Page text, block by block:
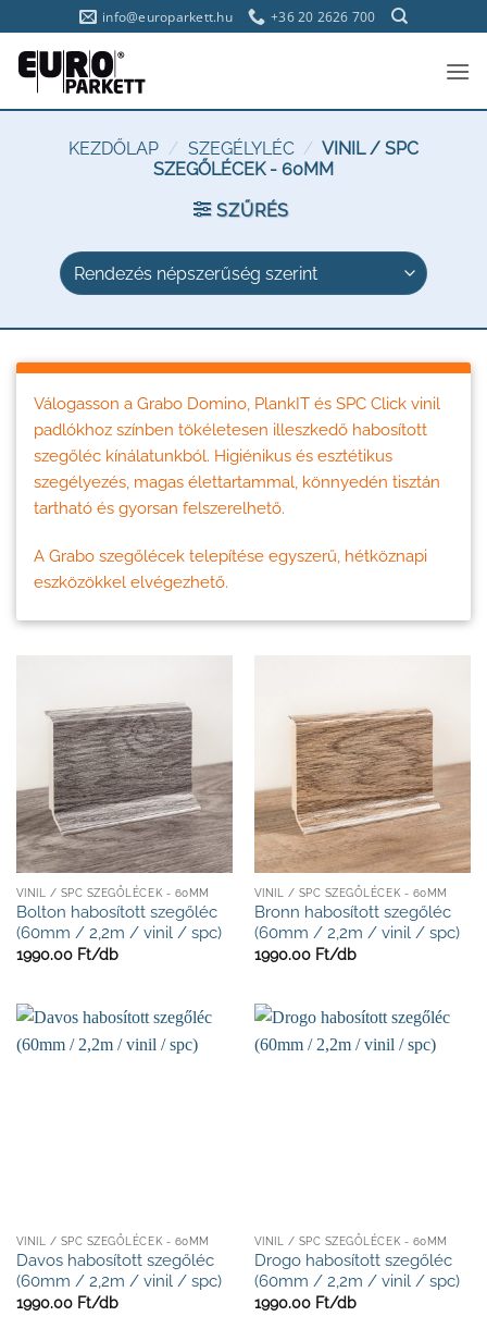
to
content
info@europarkett.hu +36 20 2626 700
KEZDŐLAP / SZEGÉLYLÉC / VINIL / SPC
SZEGŐLÉCEK - 60MM
SZŰRÉS
Válogasson a Grabo Domino, PlankIT és SPC Click vinil
padlókhoz színben tökéletesen illeszkedő habosított
szegőléc kínálatunkból. Higiénikus és esztétikus
szegélyezés, magas élettartammal, könnyedén tisztán
tartható és gyorsan felszerelhető.
A Grabo szegőlécek telepítése egyszerű, hétköznapi
eszközökkel elvégezhető.
VINIL / SPC SZEGŐLÉCEK - 60MM
Bolton habosított szegőléc
(60mm / 2,2m / vinil / spc)
1990.00 Ft/db
VINIL / SPC SZEGŐLÉCEK - 60MM
Bronn habosított szegőléc
(60mm / 2,2m / vinil / spc)
1990.00 Ft/db
VINIL / SPC SZEGŐLÉCEK - 60MM
Davos habosított szegőléc
(60mm / 2,2m / vinil / spc)
1990.00 Ft/db
VINIL / SPC SZEGŐLÉCEK - 60MM
Drogo habosított szegőléc
(60mm / 2,2m / vinil / spc)
1990.00 Ft/db